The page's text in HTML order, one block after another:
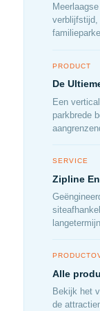
verblijfstijd,
PRODUCT
De
Een
parkbrede
SERVICE
Zipline
Alle
Bekijk het
de